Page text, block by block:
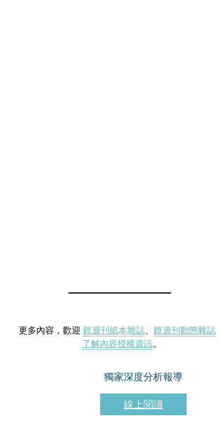
更多內容，歡迎 鏡週刊紙本雜誌、 鏡週刊動態雜誌
了解內容授權資訊。
獨家深度分析報導
線上閱讀